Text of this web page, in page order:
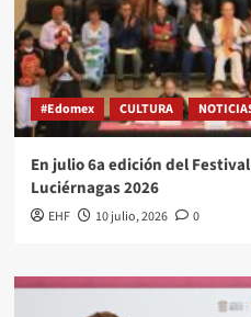
#Edomex CULTURA
En julio 6a edición del
Luciérnagas 2026
EHF 10 julio, 2026 0